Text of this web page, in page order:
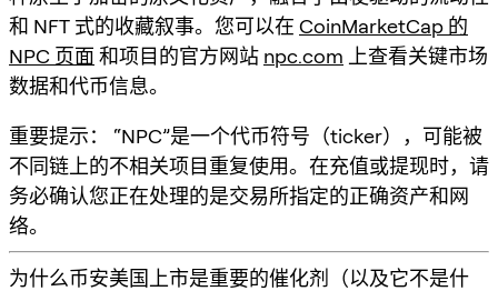
和 NFT 式的收藏叙事。您可以在 CoinMarketCap 的
NPC 页面 和项目的官方网站 npc.com 上查看关键市场
数据和代币信息。
重要提示：
“NPC”是一个代币符号（ticker），可能被
不同链上的不相关项目重复使用。在充值或提现时，请
务必确认您正在处理的是交易所指定的正确资产和网
络。
为什么币安美国上市是重要的催化剂（以及它不是什